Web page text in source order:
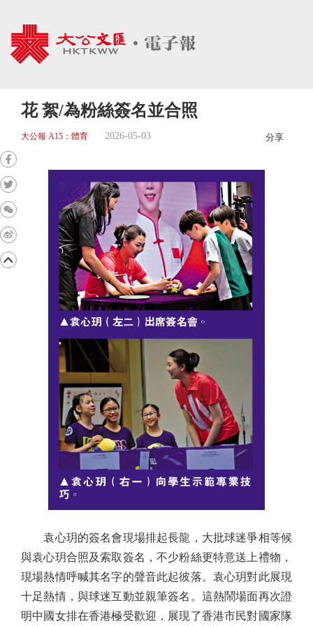
花 絮/為粉絲簽名並合照
大公報 A15：體育 2026-05-03 分享
袁心玥的簽名會現場排起長龍，大批球迷爭相等候
與袁心玥合照及索取簽名，不少粉絲更特意送上禮物，
現場熱情呼喊其名字的聲音此起彼落。袁心玥對此展現
十足熱情，與球迷互動並親筆簽名。這熱鬧場面再次證
明中國女排在香港極受歡迎，展現了香港市民對國家隊